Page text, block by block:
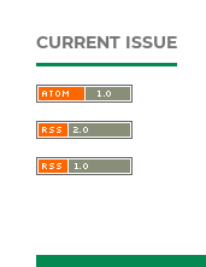
CURRENT ISSUE